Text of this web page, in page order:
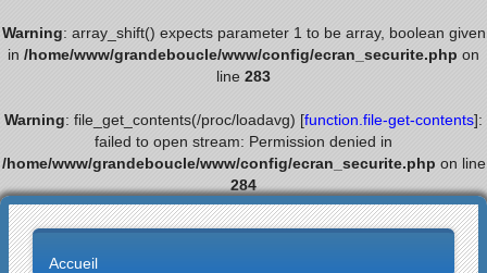
Warning: array_shift() expects parameter 1 to be array, boolean given
in /home/www/grandeboucle/www/config/ecran_securite.php on
line 283
Warning: file_get_contents(/proc/loadavg) [function.file-get-contents]:
failed to open stream: Permission denied in
/home/www/grandeboucle/www/config/ecran_securite.php on line
284
Accueil